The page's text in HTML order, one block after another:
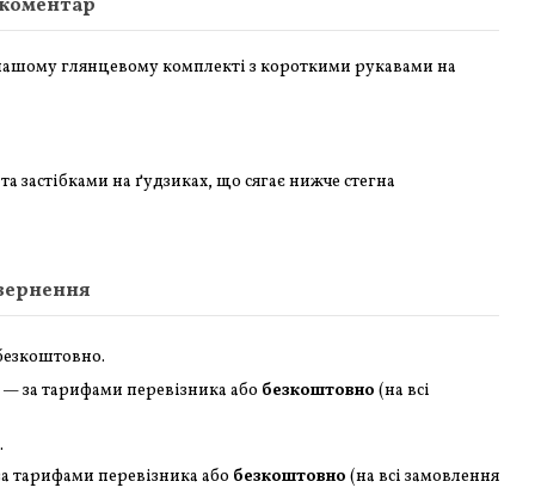
глянцевому комплекті з короткими рукавами на
застібками на ґудзиках, що сягає нижче стегна
за тарифами перевізника або безкоштовно (на всі
тарифами перевізника або безкоштовно (на всі замовлення